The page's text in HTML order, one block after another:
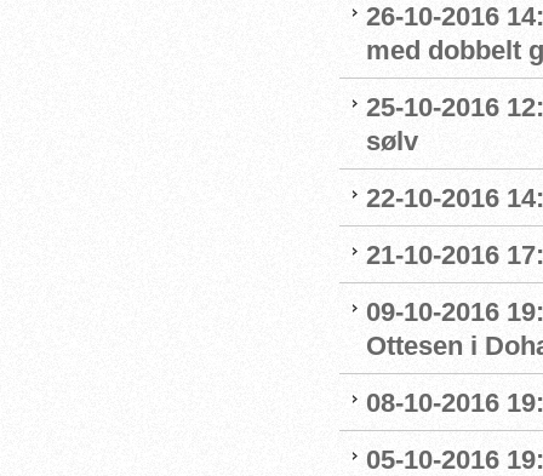
26-10-2016
med dobbelt
25-10-2016
sølv
22-10-2016
21-10-2016
09-10-2016
Ottesen i
08-10-2016
05-10-2016